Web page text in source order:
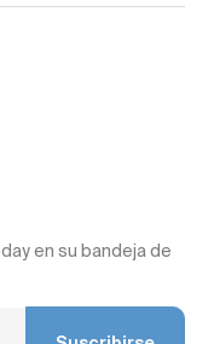
en su bandeja de